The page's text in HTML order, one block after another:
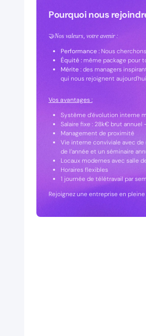
Pourquoi nous
🤝Nos valeurs, votre avenir :
Performance : Nous
Équité :même package pour
Mérite: des managers
qui nous rejoignent
Vos avantages :
Système d’évolution interne
Salaire fixe : 28k€ brut
Management de proximité
Vie interne conviviale avec
de l’année et un séminaire
Locaux modernes avec salle
Horaires flexibles
1 journée de télétravail par
Rejoignez une entreprise en